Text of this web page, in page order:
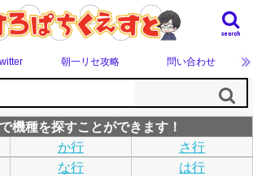
search
Twitter 朝一リセ攻略 問い合わせ
機種を探すことができます！
か行
さ行
な行
は行